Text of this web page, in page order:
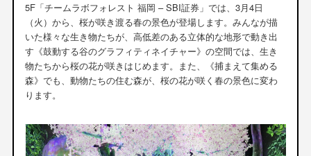
5F「チームラボフォレスト 福岡 – SBI証券」では、3月4日
（火）から、桜が咲き渡る春の景色が登場します。みんなが描
いた様々な生き物たちが、高低差のある立体的な地形で動き出
す《鼓動する谷のグラフィティネイチャー》の空間では、生き
物たちから桜の花が咲きはじめます。また、《捕まえて集める
森》でも、動物たちの住む森が、桜の花が咲く春の景色に変わ
ります。